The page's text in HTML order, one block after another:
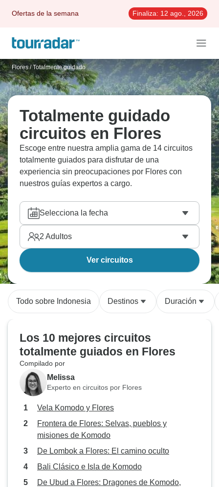
Ofertas de la semana Finaliza: 12 ago., 2026
Flores / Totalmente guidado
Totalmente guidado
circuitos en Flores
Escoge entre nuestra amplia gama de 14 circuitos
totalmente guiados para disfrutar de una
experiencia sin preocupaciones por Flores con
nuestros guías expertos a cargo.
Selecciona la fecha
2 Adultos
Ver circuitos
Todo sobre Indonesia Destinos Duración
Los 10 mejores circuitos
totalmente guiados en Flores
Compilado por
Melissa
Experto en circuitos por Flores
Vela Komodo y Flores
Frontera de Flores: Selvas, pueblos y
misiones de Komodo
De Lombok a Flores: El camino oculto
Bali Clásico e Isla de Komodo
De Ubud a Flores: Dragones de Komodo,